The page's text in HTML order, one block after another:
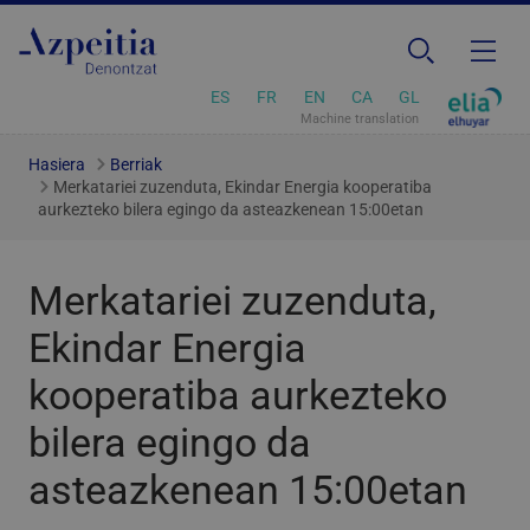
ES FR EN CA GL
Machine translation
Hasiera
Berriak
Merkatariei zuzenduta, Ekindar Energia kooperatiba
aurkezteko bilera egingo da asteazkenean 15:00etan
Merkatariei zuzenduta,
Ekindar Energia
kooperatiba aurkezteko
bilera egingo da
asteazkenean 15:00etan